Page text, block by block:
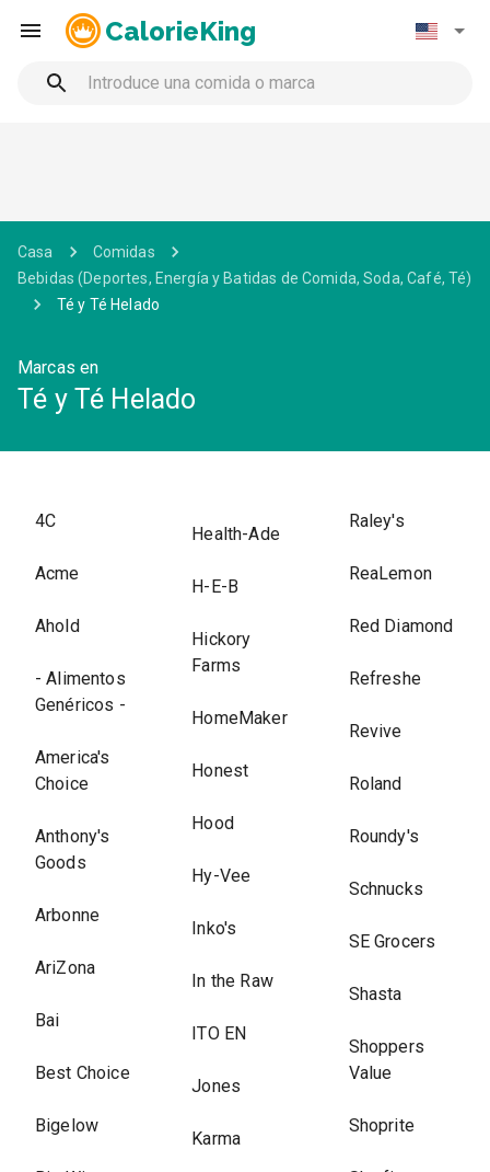
CalorieKing
Casa
Comidas
Bebidas (Deportes, Energía y Batidas de Comida, Soda, Café, Té)
Té y Té Helado
Marcas en
Té y Té Helado
4C
Acme
Ahold
- Alimentos
Genéricos -
America's
Choice
Anthony's
Goods
Arbonne
AriZona
Bai
Best Choice
Bigelow
Health-Ade
H-E-B
Hickory
Farms
HomeMaker
Honest
Hood
Hy-Vee
Inko's
In the Raw
ITO EN
Jones
Karma
Raley's
ReaLemon
Red Diamond
Refreshe
Revive
Roland
Roundy's
Schnucks
SE Grocers
Shasta
Shoppers
Value
Shoprite